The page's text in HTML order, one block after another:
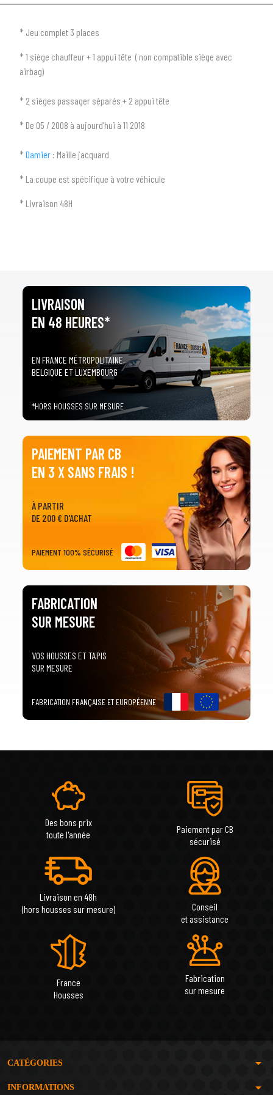
Tous les types
Toutes les marques
* Jeu complet 3 places
* 1 siège chauffeur + 1 appui tête ( non compatible siège avec
airbag)
* 2 sièges passager séparés + 2 appui tête
* De 05 / 2008 à aujourd'hui à 11 2018
* Damier : Maille jacquard
* La coupe est spécifique à votre véhicule
* Livraison 48H
LIVRAISON
EN 48 HEURES*
EN FRANCE MÉTROPOLITAINE,
BELGIQUE ET LUXEMBOURG
*HORS HOUSSES SUR MESURE
PAIEMENT PAR CB
EN 3 X SANS FRAIS !
À PARTIR
DE 200 € D'ACHAT
PAIEMENT 100% SÉCURISÉ
FABRICATION
SUR MESURE
VOS HOUSSES ET TAPIS
SUR MESURE
FABRICATION FRANÇAISE ET EUROPÉENNE
Des bons prix
toute l'année
Paiement par CB
sécurisé
Livraison en 48h
(hors housses sur mesure)
Conseil
et assistance
France
Housses
Fabrication
sur mesure
CATÉGORIES arrow_drop_down
INFORMATIONS arrow_drop_down